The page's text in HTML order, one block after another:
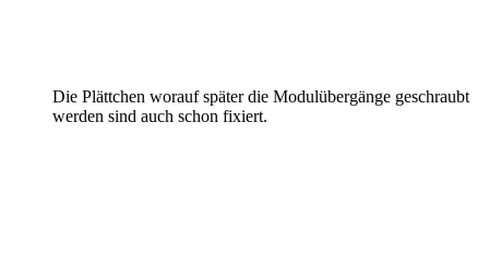
Die Plättchen worauf später die Modulübergänge geschraubt
werden sind auch schon fixiert.